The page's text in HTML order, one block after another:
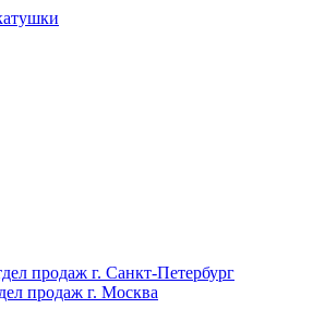
продаж г. Санкт-Петербург
продаж г. Москва